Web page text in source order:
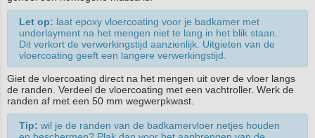
Let op: laat epoxy vloercoating voor je badkamer met
underlayment na het mengen niet te lang in het blik staan.
Dit verkort de verwerkingstijd aanzienlijk. Uitgieten van de
vloercoating geeft een langere verwerkingstijd.
Giet de vloercoating direct na het mengen uit over de vloer langs
de randen. Verdeel de vloercoating met een vachtroller. Werk de
randen af met een 50 mm wegwerpkwast.
Tip: wil je de randen van de badkamervloer netjes houden